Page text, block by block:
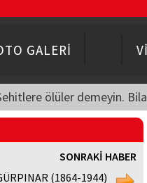
GALERİ
ölüler demeyin.
SONRAKİ HABER
(1864-1944)